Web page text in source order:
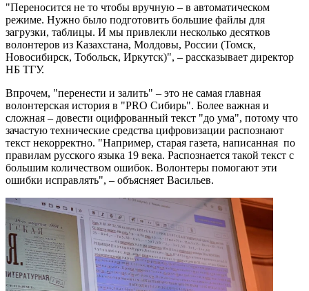
"Переносится не то чтобы вручную – в автоматическом
режиме. Нужно было подготовить большие файлы для
загрузки, таблицы. И мы привлекли несколько десятков
волонтеров из Казахстана, Молдовы, России (Томск,
Новосибирск, Тобольск, Иркутск)", – рассказывает директор
НБ ТГУ.
Впрочем, "перенести и залить" – это не самая главная
волонтерская история в "PRO Сибирь". Более важная и
сложная – довести оцифрованный текст "до ума", потому что
зачастую технические средства цифровизации распознают
текст некорректно. "Например, старая газета, написанная по
правилам русского языка 19 века. Распознается такой текст с
большим количеством ошибок. Волонтеры помогают эти
ошибки исправлять", – объясняет Васильев.